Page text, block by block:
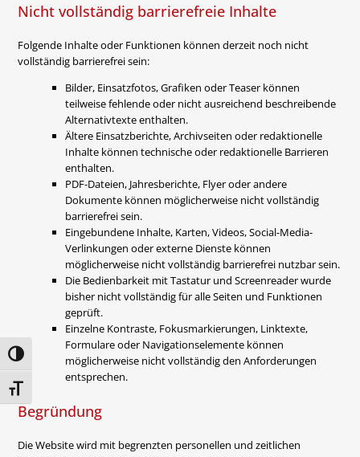
Umschalten auf hohe Kontraste
Schrift vergrößern
Nicht vollständig barrierefreie Inhalte
Folgende Inhalte oder Funktionen können derzeit noch nicht
vollständig barrierefrei sein:
Bilder, Einsatzfotos, Grafiken oder Teaser können
teilweise fehlende oder nicht ausreichend beschreibende
Alternativtexte enthalten.
Ältere Einsatzberichte, Archivseiten oder redaktionelle
Inhalte können technische oder redaktionelle Barrieren
enthalten.
PDF-Dateien, Jahresberichte, Flyer oder andere
Dokumente können möglicherweise nicht vollständig
barrierefrei sein.
Eingebundene Inhalte, Karten, Videos, Social-Media-
Verlinkungen oder externe Dienste können
möglicherweise nicht vollständig barrierefrei nutzbar sein.
Die Bedienbarkeit mit Tastatur und Screenreader wurde
bisher nicht vollständig für alle Seiten und Funktionen
geprüft.
Einzelne Kontraste, Fokusmarkierungen, Linktexte,
Formulare oder Navigationselemente können
möglicherweise nicht vollständig den Anforderungen
entsprechen.
Begründung
Die Website wird mit begrenzten personellen und zeitlichen